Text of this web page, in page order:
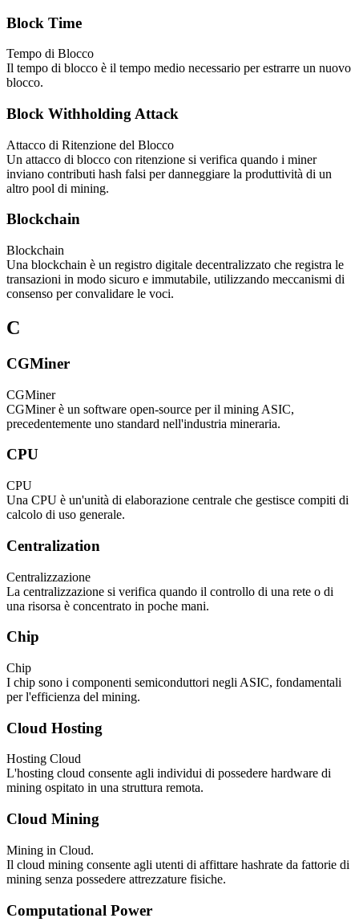
Block Time
Tempo di Blocco
Il tempo di blocco è il tempo medio necessario per estrarre un nuovo
blocco.
Block Withholding Attack
Attacco di Ritenzione del Blocco
Un attacco di blocco con ritenzione si verifica quando i miner
inviano contributi hash falsi per danneggiare la produttività di un
altro pool di mining.
Blockchain
Blockchain
Una blockchain è un registro digitale decentralizzato che registra le
transazioni in modo sicuro e immutabile, utilizzando meccanismi di
consenso per convalidare le voci.
C
CGMiner
CGMiner
CGMiner è un software open-source per il mining ASIC,
precedentemente uno standard nell'industria mineraria.
CPU
CPU
Una CPU è un'unità di elaborazione centrale che gestisce compiti di
calcolo di uso generale.
Centralization
Centralizzazione
La centralizzazione si verifica quando il controllo di una rete o di
una risorsa è concentrato in poche mani.
Chip
Chip
I chip sono i componenti semiconduttori negli ASIC, fondamentali
per l'efficienza del mining.
Cloud Hosting
Hosting Cloud
L'hosting cloud consente agli individui di possedere hardware di
mining ospitato in una struttura remota.
Cloud Mining
Mining in Cloud.
Il cloud mining consente agli utenti di affittare hashrate da fattorie di
mining senza possedere attrezzature fisiche.
Computational Power